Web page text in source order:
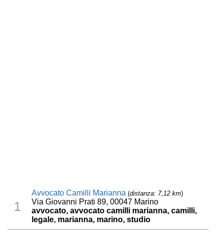
1
Avvocato Camilli Marianna (distanza: 7,12 km)
Via Giovanni Prati 89, 00047 Marino
avvocato, avvocato camilli marianna, camilli,
legale, marianna, marino, studio